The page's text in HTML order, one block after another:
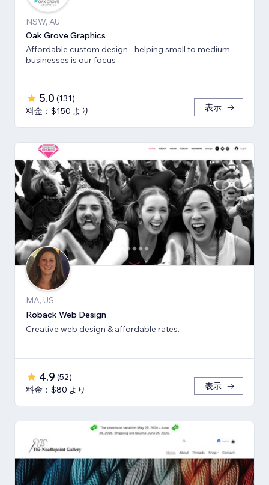
NSW, AU
Oak Grove Graphics
Affordable custom design - helping small to medium
businesses is our focus
5.0 (131)
料金：$150 より
表示
MA, US
Roback Web Design
Creative web design & affordable rates.
4.9 (52)
料金：$80 より
表示